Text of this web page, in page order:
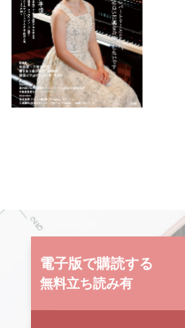
電子版で購読する
無料立ち読み有